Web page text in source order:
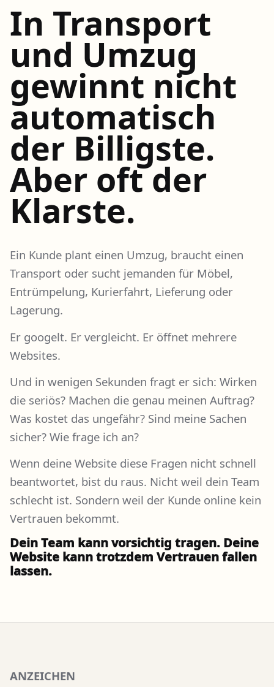
In Transport
und Umzug
gewinnt nicht
automatisch
der Billigste.
Aber oft der
Klarste.
Ein Kunde plant einen Umzug, braucht einen
Transport oder sucht jemanden für Möbel,
Entrümpelung, Kurierfahrt, Lieferung oder
Lagerung.
Er googelt. Er vergleicht. Er öffnet mehrere
Websites.
Und in wenigen Sekunden fragt er sich: Wirken
die seriös? Machen die genau meinen Auftrag?
Was kostet das ungefähr? Sind meine Sachen
sicher? Wie frage ich an?
Wenn deine Website diese Fragen nicht schnell
beantwortet, bist du raus. Nicht weil dein Team
schlecht ist. Sondern weil der Kunde online kein
Vertrauen bekommt.
Dein Team kann vorsichtig tragen. Deine
Website kann trotzdem Vertrauen fallen
lassen.
ANZEICHEN